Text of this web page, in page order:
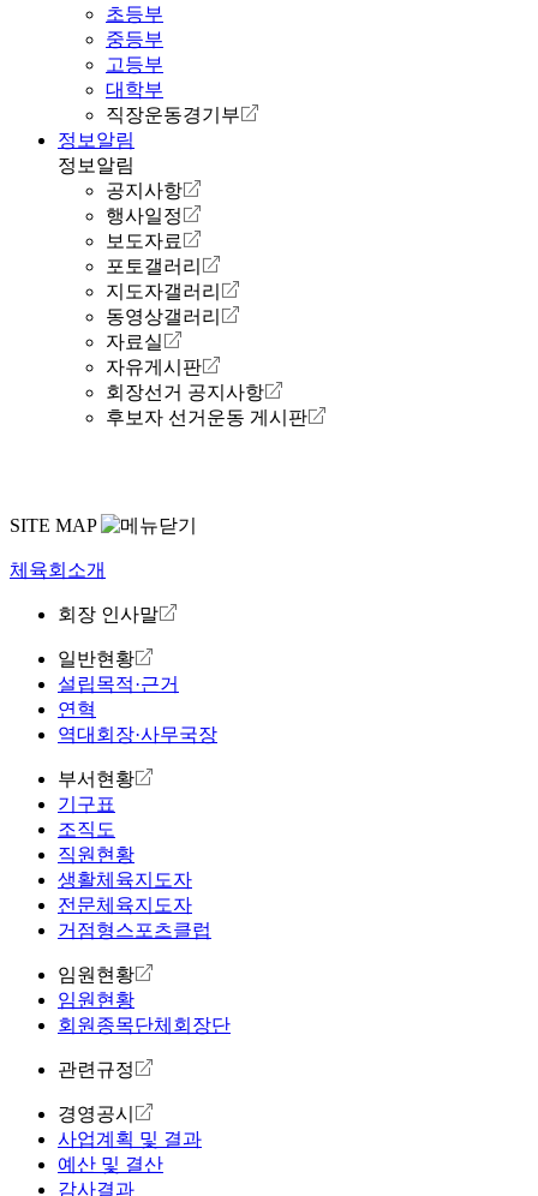
초등부
중등부
고등부
대학부
직장운동경기부
정보알림
정보알림
공지사항
행사일정
보도자료
포토갤러리
지도자갤러리
동영상갤러리
자료실
자유게시판
회장선거 공지사항
후보자 선거운동 게시판
SITE MAP
체육회소개
회장 인사말
일반현황
설립목적·근거
연혁
역대회장·사무국장
부서현황
기구표
조직도
직원현황
생활체육지도자
전문체육지도자
거점형스포츠클럽
임원현황
임원현황
회원종목단체회장단
관련규정
경영공시
사업계획 및 결과
예산 및 결산
감사결과